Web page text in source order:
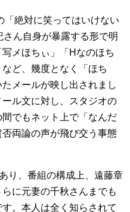
「絶対に笑ってはいけない
ん自身が暴露する形で明
メほちぃ」「Hなのほち
ど、幾度となく「ほち
メールが映し出されまし
ル文に対し、スタジオの
でもネット上で「なんだ
両論の声が飛び交う事態
り、番組の構成上、遠藤章
に元妻の千秋さんまでも
。本人は全く知らされて